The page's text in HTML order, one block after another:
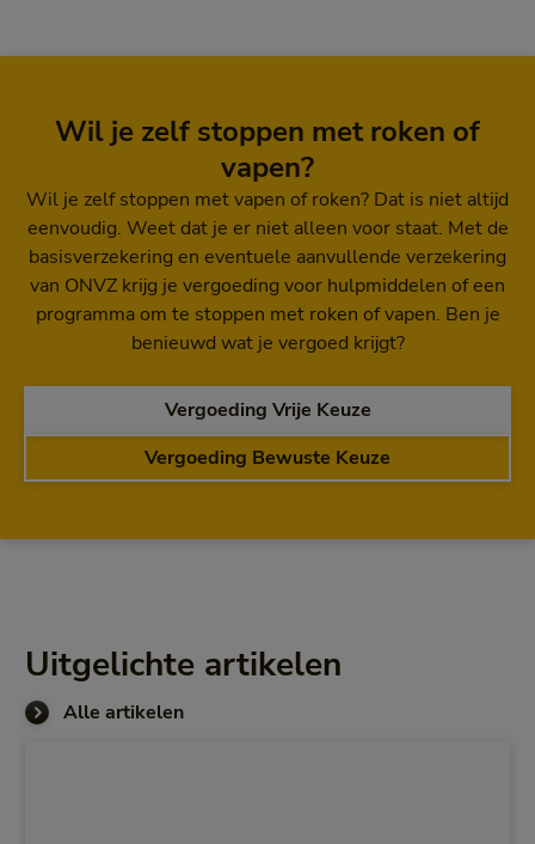
Wil je zelf stoppen met roken of
vapen?
Wil je zelf stoppen met vapen of roken? Dat is niet altijd
eenvoudig. Weet dat je er niet alleen voor staat. Met de
basisverzekering en eventuele aanvullende verzekering
van ONVZ krijg je vergoeding voor hulpmiddelen of een
programma om te stoppen met roken of vapen. Ben je
benieuwd wat je vergoed krijgt?
Vergoeding Vrije Keuzestoppen met
Vergoeding Bewuste Keuze
Uitgelichte artikelen
Alle artikelen